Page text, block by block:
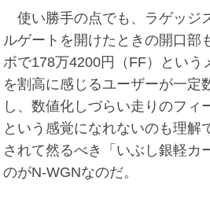
使い勝手の点でも、ラゲッジ
ルゲートを開けたときの開口部
ボで178万4200円（FF）という
を割高に感じるユーザーが一定
し、数値化しづらい走りのフィ
という感覚になれないのも理解
されて然るべき「いぶし銀軽カ
のがN-WGNなのだ。